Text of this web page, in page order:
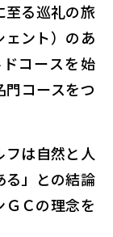
至る巡礼の旅
ェント）のあ
コースを始
コースをつ
フは自然と人
る」との結論
Ｃの理念を